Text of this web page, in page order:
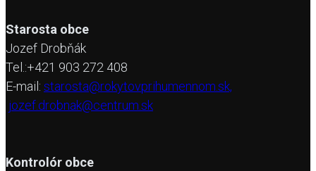
Starosta obce
Jozef Drobňák
Tel.:+421 903 272 408
E-mail: starosta@rokytovprihumennom.sk,
jozef.drobnak@centrum.sk
Kontrolór obce